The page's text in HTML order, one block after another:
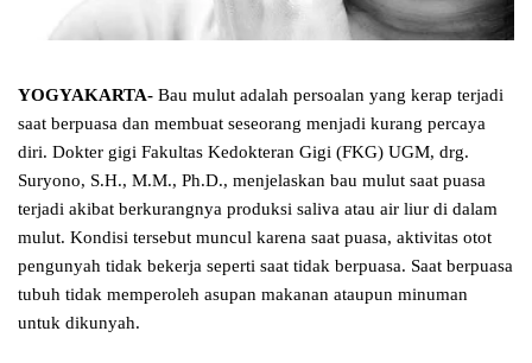
YOGYAKARTA- Bau mulut adalah persoalan yang kerap terjadi
saat berpuasa dan membuat seseorang menjadi kurang percaya
diri. Dokter gigi Fakultas Kedokteran Gigi (FKG) UGM, drg.
Suryono, S.H., M.M., Ph.D., menjelaskan bau mulut saat puasa
terjadi akibat berkurangnya produksi saliva atau air liur di dalam
mulut. Kondisi tersebut muncul karena saat puasa, aktivitas otot
pengunyah tidak bekerja seperti saat tidak berpuasa. Saat berpuasa
tubuh tidak memperoleh asupan makanan ataupun minuman
untuk dikunyah.